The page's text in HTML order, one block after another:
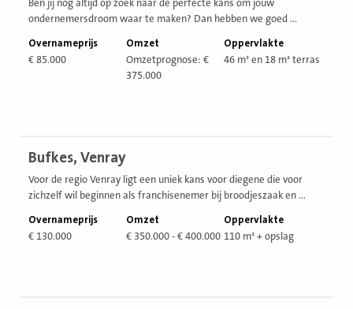
Ben jij nog altijd op zoek naar de perfecte kans om jouw
ondernemersdroom waar te maken? Dan hebben we goed ...
Overnameprijs
€ 85.000
Omzet
Omzetprognose: €
375.000
Oppervlakte
46 m² en 18 m² terras
Bufkes, Venray
Voor de regio Venray ligt een uniek kans voor diegene die voor
zichzelf wil beginnen als franchisenemer bij broodjeszaak en ...
Overnameprijs
€ 130.000
Omzet
€ 350.000 - € 400.000
Oppervlakte
110 m² + opslag
vestiging